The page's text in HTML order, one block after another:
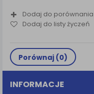
Dodaj do porównania
Dodaj do listy życzeń
Porównaj (0)
INFORMACJE